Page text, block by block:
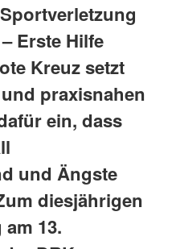
Erste Hilfe
Kreuz setzt
praxisnahen
ein, dass
und Ängste
diesjährigen
am 13.